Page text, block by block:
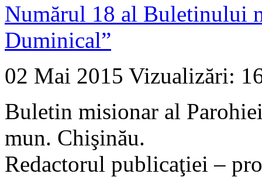
Numărul 18 al Buletinului
Duminical”
02 Mai 2015 Vizualizări:
Buletin misionar al
mun. Chişinău.
Redactorul publicaţiei –